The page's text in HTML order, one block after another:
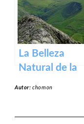
medieval en los
Pirineos
La Belleza
Natural de la
Autor:chomon